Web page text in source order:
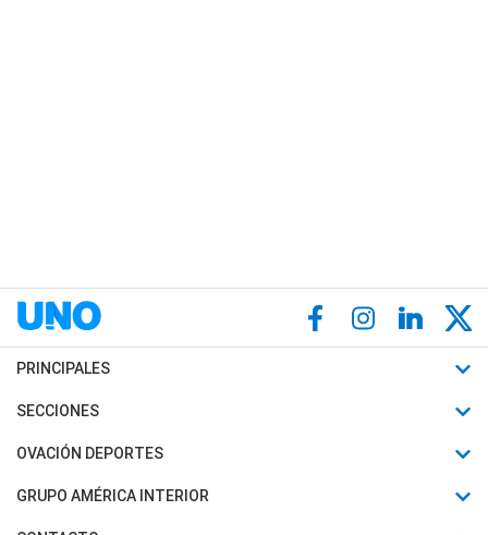
PRINCIPALES
Últimas Noticias
Política
SECCIONES
Horóscopo
Motores
OVACIÓN DEPORTES
Fútbol
Mundial
GRUPO AMÉRICA INTERIOR